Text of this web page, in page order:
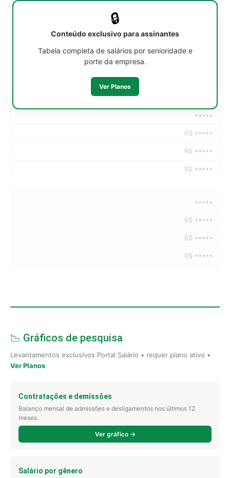
•••••
R$ •••••
R$ •••••
R$ •••••
•••••
R$ •••••
R$ •••••
R$ •••••
🔒
Conteúdo exclusivo para assinantes
Tabela completa de salários por senioridade e
porte da empresa.
Ver Planos
📉 Gráficos de pesquisa
Levantamentos exclusivos Portal Salário • requer plano ativo •
Ver Planos
Contratações e demissões
Balanço mensal de admissões e desligamentos nos últimos 12
meses.
Ver gráfico →
Salário por gênero